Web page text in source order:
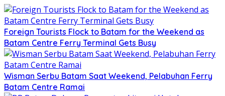
Foreign Tourists Flock to Batam for the Weekend as
Batam Centre Ferry Terminal Gets Busy
Wisman Serbu Batam Saat Weekend, Pelabuhan Ferry
Batam Centre Ramai